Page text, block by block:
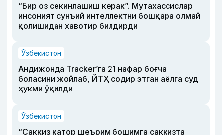
“Бир оз секинлашиш керак”. Мутахассислар
инсоният сунъий интеллектни бошқара олмай
қолишидан хавотир билдирди
Ўзбекистон
Андижонда Tracker’га 21 нафар боғча
боласини жойлаб, ЙТҲ содир этган аёлга суд
ҳукми ўқилди
Ўзбекистон
“Саккиз қатор шеърим бошимга саккизта